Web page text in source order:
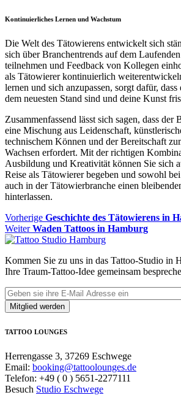
Kontinuierliches Lernen und Wachstum
Die Welt des Tätowierens entwickelt sich
sich über Branchentrends auf dem
teilnehmen und Feedback von Kollegen
als Tätowierer kontinuierlich
lernen und sich anzupassen, sorgt dafür,
dem neuesten Stand sind und deine Kunst
Zusammenfassend lässt sich sagen, dass der
eine Mischung aus Leidenschaft,
technischem Können und der Bereitschaft
Wachsen erfordert. Mit der richtigen
Ausbildung und Kreativität können Sie sich
Reise als Tätowierer begeben und sowohl
auch in der Tätowierbranche einen
hinterlassen.
Beitragsnavigation
Vorherige Vorheriger
Beitrag
Geschichte des Tätowierens in
Weiter Nächster
Beitrag:
Waden Tattoos in Hamburg
Kommen Sie zu uns in das Tattoo-Studio in
Ihre Traum-Tattoo-Idee gemeinsam
TATTOO LOUNGES
Herrengasse 3, 37269 Eschwege
Email: booking@tattoolounges.de
Telefon: +49 ( 0 ) 5651-2277111
Besuch Studio Eschwege